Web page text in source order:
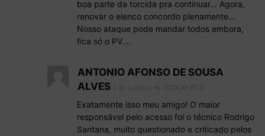
boa parte da torcida pra continuar… Agora,
renovar o elenco concordo plenamente…
Nosso ataque pode mandar todos embora,
fica só o PV….
ANTONIO AFONSO DE SOUSA
ALVES
Exatamente isso meu amigo! O maior
responsável pelo acesso foi o técnico Rodrigo
Santana, muito questionado e criticado pelos